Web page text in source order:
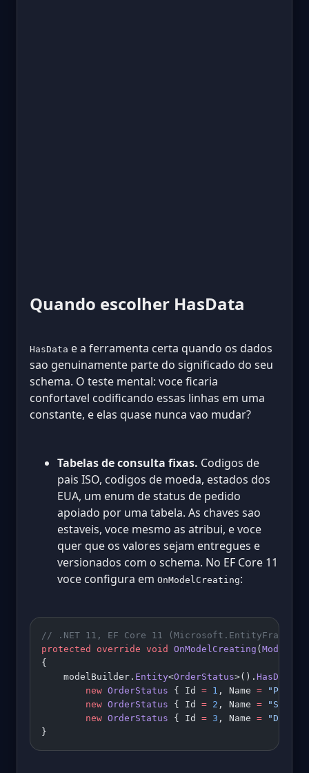
Quando escolher HasData
HasData e a ferramenta certa quando os dados
sao genuinamente parte do significado do seu
schema. O teste mental: voce ficaria
confortavel codificando essas linhas em uma
constante, e elas quase nunca vao mudar?
Tabelas de consulta fixas. Codigos de
pais ISO, codigos de moeda, estados dos
EUA, um enum de status de pedido
apoiado por uma tabela. As chaves sao
estaveis, voce mesmo as atribui, e voce
quer que os valores sejam entregues e
versionados com o schema. No EF Core 11
voce configura em OnModelCreating:
// .NET 11, EF Core 11
protected
override void OnModelCreating (
{
    modelBuilder.
Entity<OrderStatus>(). HasData
        new
OrderStatus { Id = 1 , Name =
        new
OrderStatus { Id = 2 , Name =
        new
OrderStatus { Id = 3 , Name =
}